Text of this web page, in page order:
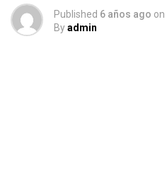
Published 6 años ago on
Byadmin